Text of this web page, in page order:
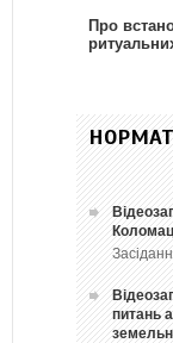
Про
питань